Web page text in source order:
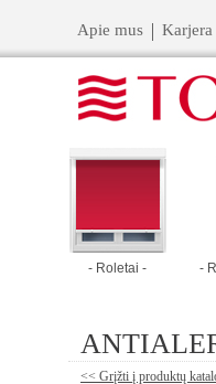
Apie mus Karjera
- Roletai - -
<< Grįžti į produktų